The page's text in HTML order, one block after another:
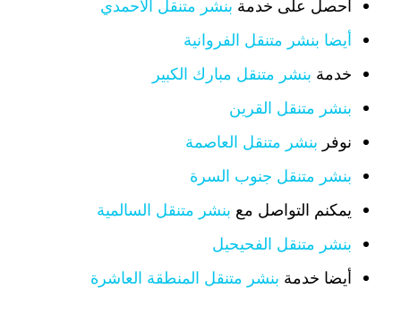
احصل على خدمة بنشر متنقل الاحمدي
أيضا بنشر متنقل الفروانية
خدمة بنشر متنقل مبارك الكبير
بنشر متنقل القرين
نوفر بنشر متنقل العاصمة
بنشر متنقل جنوب السرة
يمكنم التواصل مع بنشر متنقل السالمية
بنشر متنقل الفحيحيل
أيضا خدمة بنشر متنقل المنطقة العاشرة